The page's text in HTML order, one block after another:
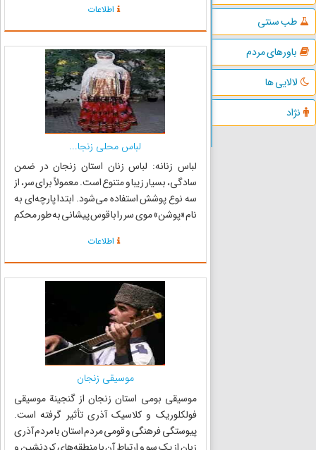
طب سنتی
باورهای مردم
لالایی ها
نژاد
استقرار اقوام ترک در زنجان و مهاجرت ترکهاى آذرى
به این سر...
اطلاعات
لباس محلی زنجا...
لباس زنانه: لباس زنان استان زنجان در ضمن
سادگی، بسیار زیبا و متنوع است. معمولاً برای سر، از
سه نوع پوشش استفاده می‌شود. ابتدا پارچه‌ای به
نام «پوشن» موی سر را با قوس پیشانی به طور محکم
حفاظت پوشن مورد استفاده است «چنه‌التی» (زیر
چانه) نام دارد که...
اطلاعات
موسیقی زنجان
موسیقی بومی استان زنجان از گنجینة موسیقی
فولکلوریک و کلاسیک آذری تأثیر گرفته است.
پیوستگی فرهنگی و قومی مردم استان با مردم آذری